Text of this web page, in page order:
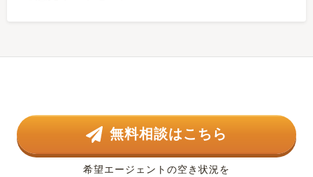
無料相談はこちら
希望エージェントの空き状況を